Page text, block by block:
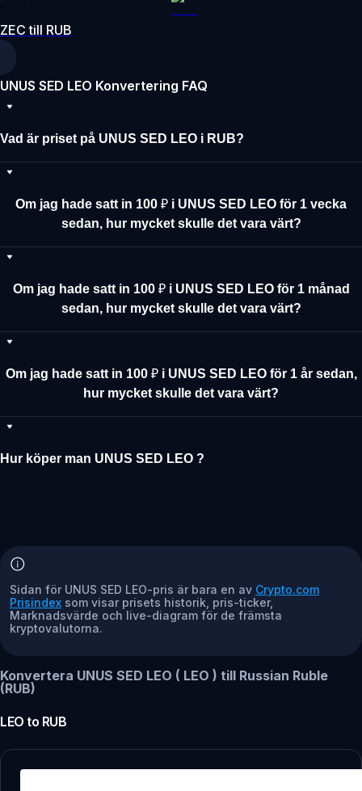
ZEC till RUB
UNUS SED LEO Konvertering FAQ
Vad är priset på UNUS SED LEO i RUB?
Om jag hade satt in 100 ₽ i UNUS SED LEO för 1 vecka
sedan, hur mycket skulle det vara värt?
Om jag hade satt in 100 ₽ i UNUS SED LEO för 1 månad
sedan, hur mycket skulle det vara värt?
Om jag hade satt in 100 ₽ i UNUS SED LEO för 1 år sedan,
hur mycket skulle det vara värt?
Hur köper man UNUS SED LEO ?
Sidan för UNUS SED LEO-pris är bara en av Crypto.com
Prisindex som visar prisets historik, pris-ticker,
Marknadsvärde och live-diagram för de främsta
kryptovalutorna.
Konvertera UNUS SED LEO ( LEO ) till Russian Ruble
(RUB)
LEO to RUB